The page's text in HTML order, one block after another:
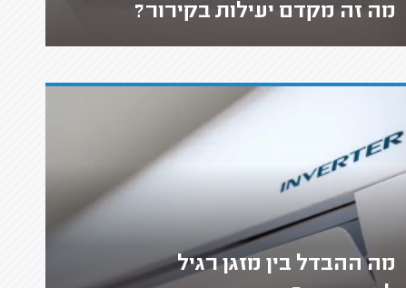
מה זה מקדם יעילות בקירור?
מה ההבדל בין מזגן רגיל